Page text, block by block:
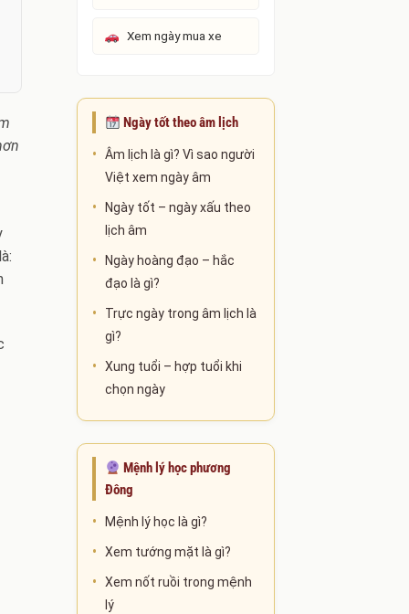
Xem ngày mua xe
Ngày tốt theo âm lịch
Âm lịch là gì? Vì sao người
Việt xem ngày âm
Ngày tốt – ngày xấu theo
lịch âm
Ngày hoàng đạo – hắc
đạo là gì?
Trực ngày trong âm lịch là
gì?
Xung tuổi – hợp tuổi khi
chọn ngày
Mệnh lý học phương
Đông
Mệnh lý học là gì?
Xem tướng mặt là gì?
Xem nốt ruồi trong mệnh
lý